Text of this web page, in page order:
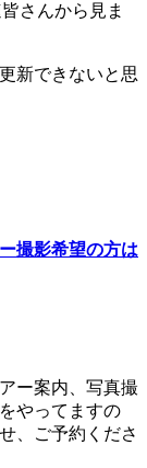
さんから見ま
新できないと思
撮影希望の方は
ー案内、写真撮
やってますの
、ご予約くださ